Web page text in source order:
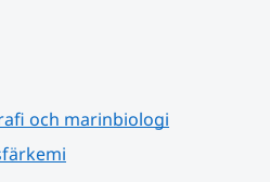
och marinbiologi